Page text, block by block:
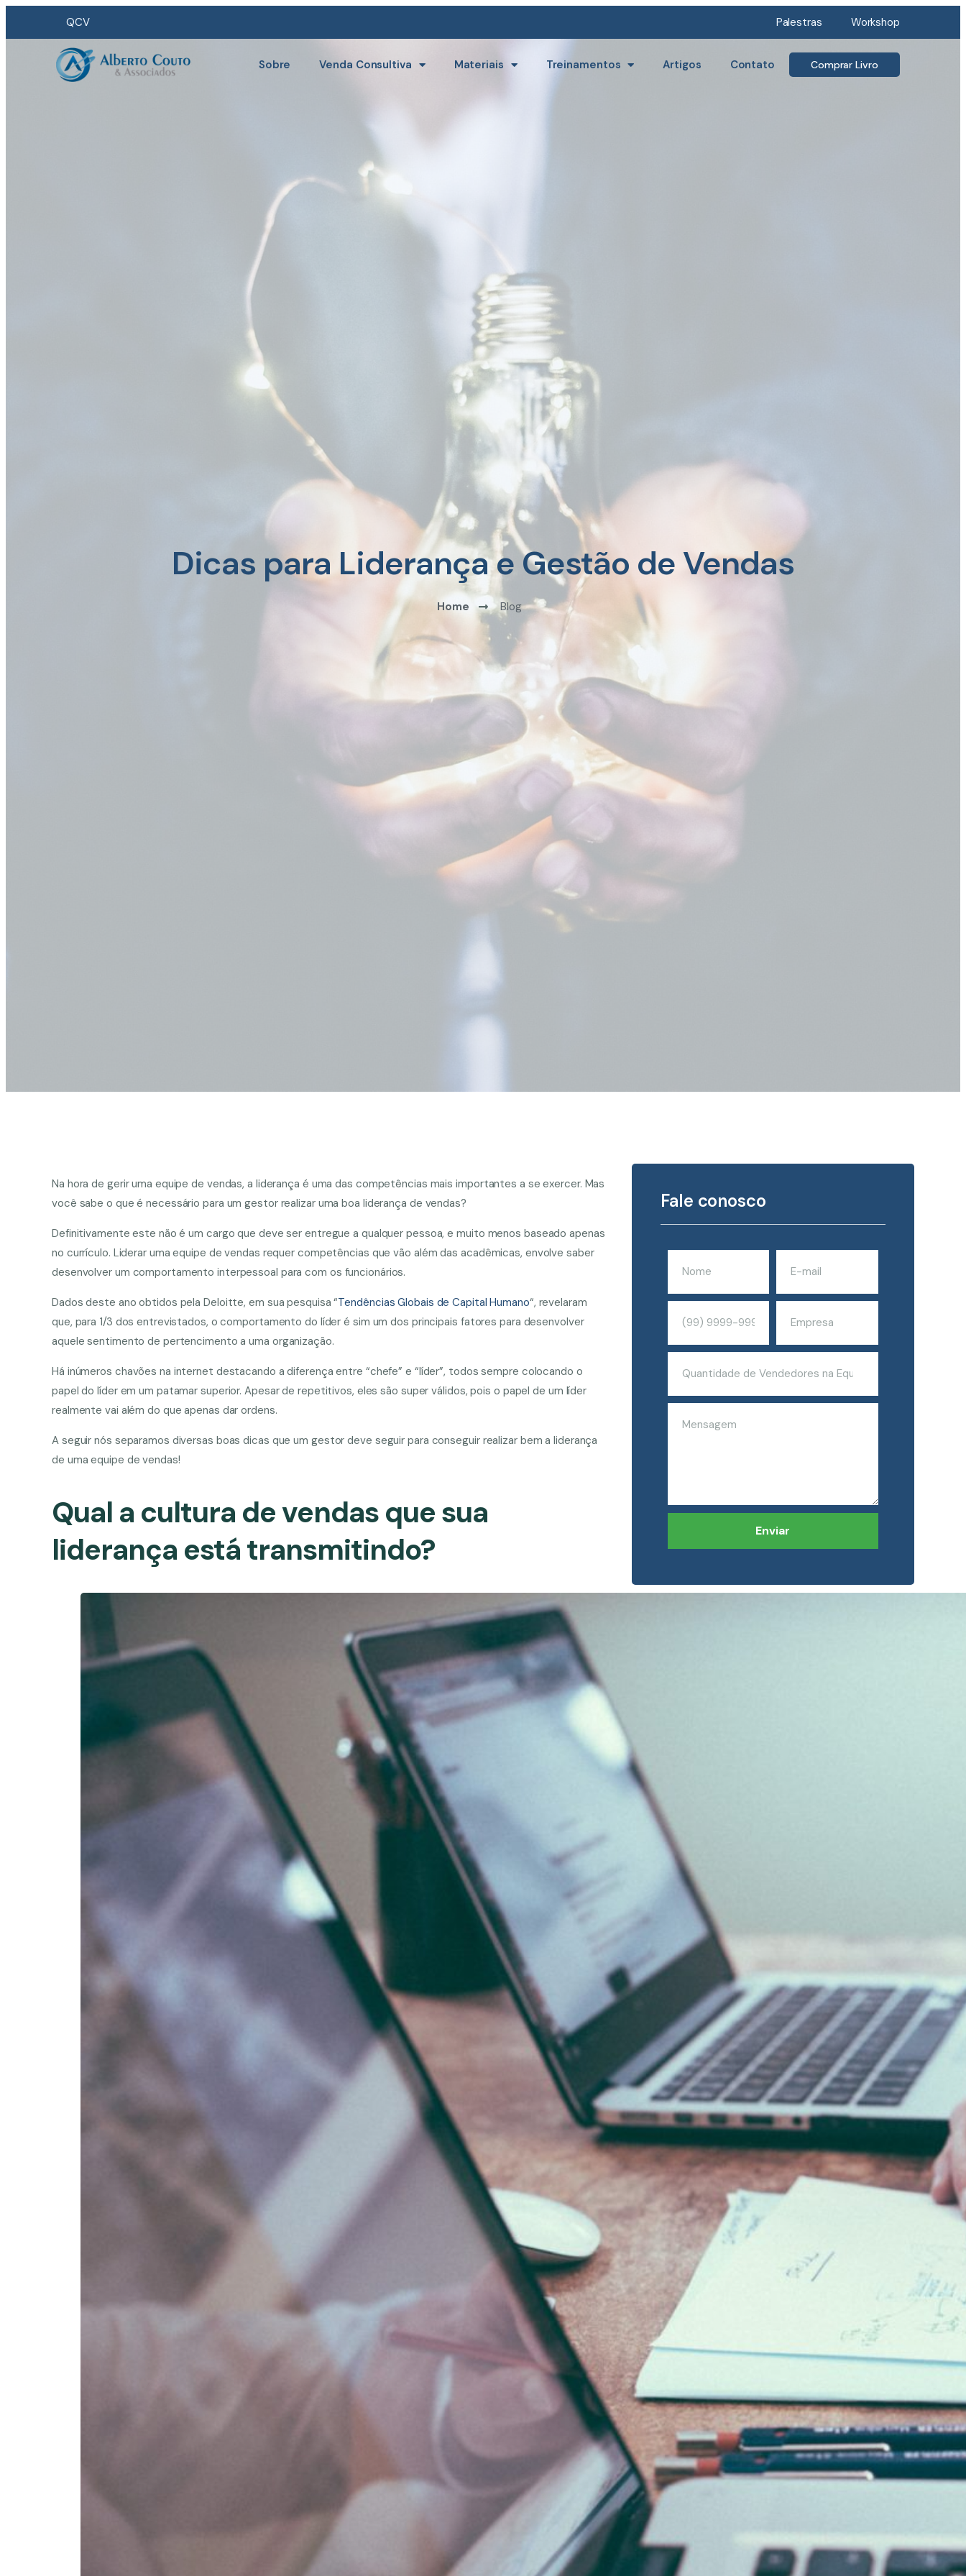
QCV Palestras Workshop
Sobre Venda Consultiva Materiais Treinamentos Artigos Contato Comprar Livro
Dicas para Liderança e Gestão de Vendas
Home Blog
Na hora de gerir uma equipe de vendas, a liderança é uma das competências mais importantes a se exercer. Mas
você sabe o que é necessário para um gestor realizar uma boa liderança de vendas?
Definitivamente este não é um cargo que deve ser entregue a qualquer pessoa, e muito menos baseado apenas
no currículo. Liderar uma equipe de vendas requer competências que vão além das acadêmicas, envolve saber
desenvolver um comportamento interpessoal para com os funcionários.
Dados deste ano obtidos pela Deloitte, em sua pesquisa “Tendências Globais de Capital Humano“, revelaram
que, para 1/3 dos entrevistados, o comportamento do líder é sim um dos principais fatores para desenvolver
aquele sentimento de pertencimento a uma organização.
Há inúmeros chavões na internet destacando a diferença entre “chefe” e “líder”, todos sempre colocando o
papel do líder em um patamar superior. Apesar de repetitivos, eles são super válidos, pois o papel de um líder
realmente vai além do que apenas dar ordens.
A seguir nós separamos diversas boas dicas que um gestor deve seguir para conseguir realizar bem a liderança
de uma equipe de vendas!
Qual a cultura de vendas que sua
liderança está transmitindo?
Fale conosco
Enviar